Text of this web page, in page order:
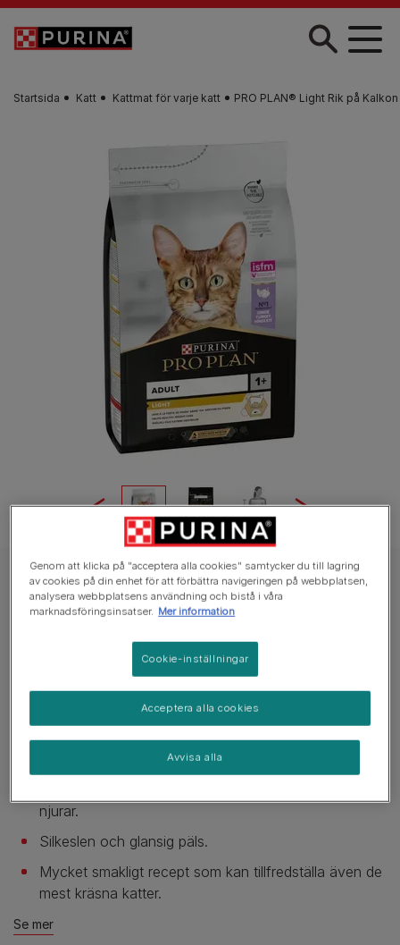
Skip to main content
Startsida Katt Kattmat för varje katt PRO PLAN® Light Rik på Kalkon
PRO PLAN Torrfoder Katt
PRO PLAN® Light Rik på Kalkon
Innehåller LIGHT - 40% fett för att bidra till
njurar.
Silkeslen och glansig päls.
Mycket smakligt recept som kan tillfredställa även de
mest kräsna katter.
Se mer
Genom att klicka på "acceptera alla cookies" samtycker du till lagring
av cookies på din enhet för att förbättra navigeringen på webbplatsen,
analysera webbplatsens användning och bistå i våra
marknadsföringsinsatser. Mer information
Cookie-inställningar
Avvisa alla
Acceptera alla cookies